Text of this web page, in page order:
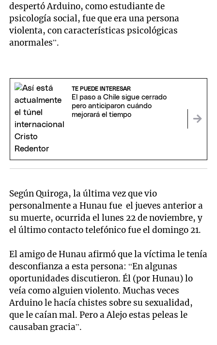
despertó Arduino, como estudiante de
psicología social, fue que era una persona
violenta, con características psicológicas
anormales”.
TE PUEDE INTERESAR
El paso a Chile sigue cerrado
pero anticiparon cuándo
mejorará el tiempo
Según Quiroga, la última vez que vio
personalmente a Hunau fue el jueves anterior a
su muerte, ocurrida el lunes 22 de noviembre, y
el último contacto telefónico fue el domingo 21.
El amigo de Hunau afirmó que la víctima le tenía
desconfianza a esta persona: “En algunas
oportunidades discutieron. Él (por Hunau) lo
veía como alguien violento. Muchas veces
Arduino le hacía chistes sobre su sexualidad,
que le caían mal. Pero a Alejo estas peleas le
causaban gracia”.